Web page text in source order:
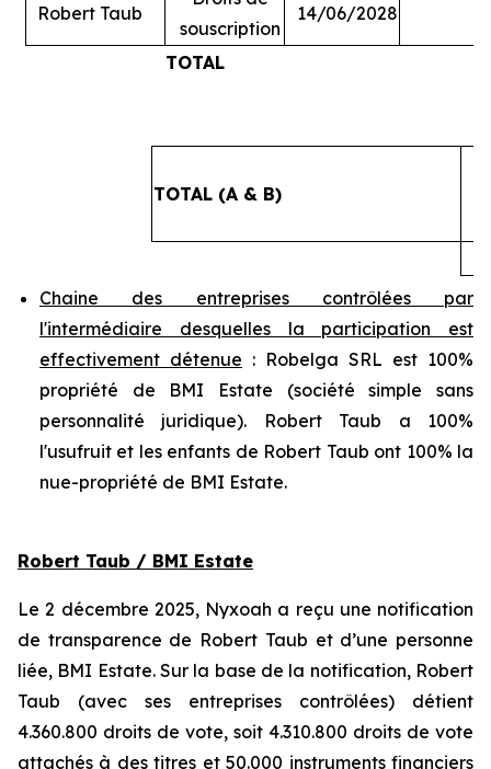
Robert Taub
souscription
14/06/2028
TOTAL
TOTAL (A & B)
Chaine des entreprises contrôlées par
l'intermédiaire desquelles la participation est
effectivement détenue : Robelga SRL est 100%
propriété de BMI Estate (société simple sans
personnalité juridique). Robert Taub a 100%
l'usufruit et les enfants de Robert Taub ont 100% la
nue-propriété de BMI Estate.
Robert Taub / BMI Estate
Le 2 décembre 2025, Nyxoah a reçu une notification
de transparence de Robert Taub et d’une personne
liée, BMI Estate. Sur la base de la notification, Robert
Taub (avec ses entreprises contrôlées) détient
4.360.800 droits de vote, soit 4.310.800 droits de vote
attachés à des titres et 50.000 instruments financiers